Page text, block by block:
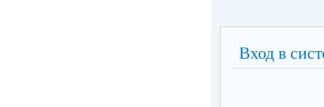
Вход в